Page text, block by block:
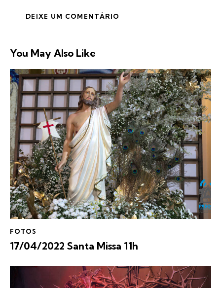
You May Also Like
FOTOS
17/04/2022 Santa Missa 11h